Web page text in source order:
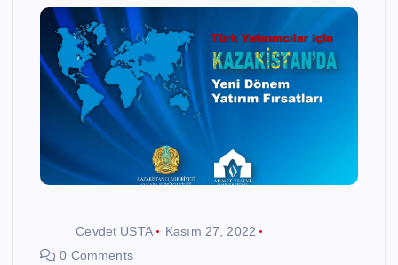
Cevdet USTA
Kasım 27, 2022
0 Comments